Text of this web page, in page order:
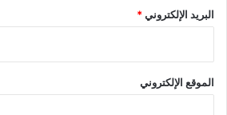
البريد الإلكتروني*
الموقع الإلكتروني